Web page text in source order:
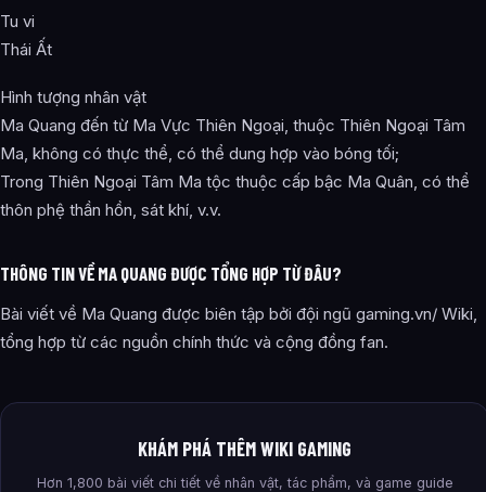
Tu vi
Thái Ất
Hình tượng nhân vật
Ma Quang đến từ Ma Vực Thiên Ngoại, thuộc Thiên Ngoại Tâm
Ma, không có thực thể, có thể dung hợp vào bóng tối;
Trong Thiên Ngoại Tâm Ma tộc thuộc cấp bậc Ma Quân, có thể
thôn phệ thần hồn, sát khí, v.v.
THÔNG TIN VỀ MA QUANG ĐƯỢC TỔNG HỢP TỪ ĐÂU?
Bài viết về Ma Quang được biên tập bởi đội ngũ gaming.vn/ Wiki,
tổng hợp từ các nguồn chính thức và cộng đồng fan.
KHÁM PHÁ THÊM WIKI GAMING
Hơn 1,800 bài viết chi tiết về nhân vật, tác phẩm, và game guide